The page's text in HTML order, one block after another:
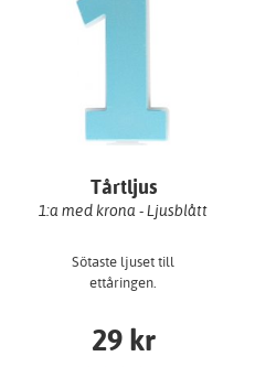
Tårtljus
1:a med krona - Ljusblått
Sötaste ljuset till
ettåringen.
29 kr